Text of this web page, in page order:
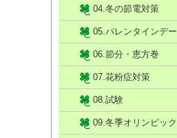
04.冬の節電対策
05.バレンタインデー
06.節分・恵方巻
07.花粉症対策
08.試験
09.冬季オリンピック